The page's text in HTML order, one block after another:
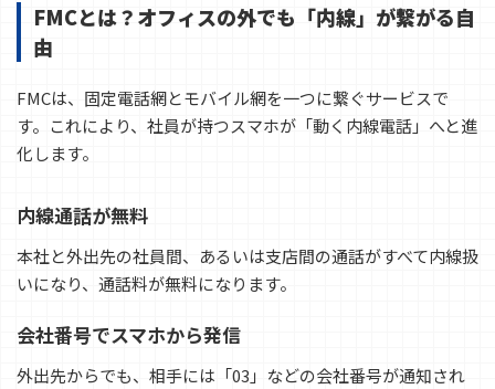
FMCとは？オフィスの外でも「内線」が繋がる自
由
FMCは、固定電話網とモバイル網を一つに繋ぐサービスで
す。これにより、社員が持つスマホが「動く内線電話」へと進
化します。
内線通話が無料
本社と外出先の社員間、あるいは支店間の通話がすべて内線扱
いになり、通話料が無料になります。
会社番号でスマホから発信
外出先からでも、相手には「03」などの会社番号が通知され